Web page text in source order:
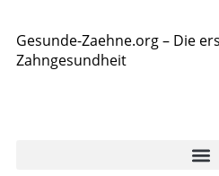
Gesunde-Zaehne.org – Die
Zahngesundheit